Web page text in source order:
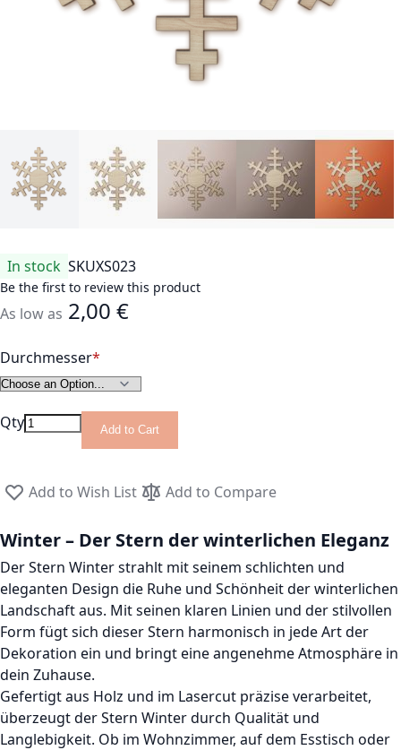
In stock SKUXS023
Be the first to review this product
As low as 2,00 €
Durchmesser
Qty Add to Cart
Add to Wish List Add to Compare
Winter – Der Stern der winterlichen Eleganz
Der Stern Winter strahlt mit seinem schlichten und
eleganten Design die Ruhe und Schönheit der winterlichen
Landschaft aus. Mit seinen klaren Linien und der stilvollen
Form fügt sich dieser Stern harmonisch in jede Art der
Dekoration ein und bringt eine angenehme Atmosphäre in
dein Zuhause.
Gefertigt aus Holz und im Lasercut präzise verarbeitet,
überzeugt der Stern Winter durch Qualität und
Langlebigkeit. Ob im Wohnzimmer, auf dem Esstisch oder